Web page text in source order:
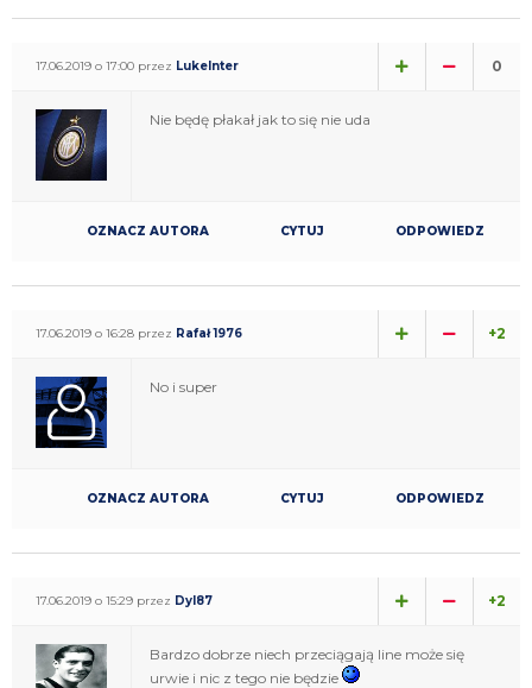
17.06.2019 o 17:00 przez LukeInter 0
Nie będę płakał jak to się nie uda
OZNACZ AUTORA CYTUJ ODPOWIEDZ
17.06.2019 o 16:28 przez Rafał 1976 +2
No i super
OZNACZ AUTORA CYTUJ ODPOWIEDZ
17.06.2019 o 15:29 przez Dyl87 +2
Bardzo dobrze niech przeciągają line może się
urwie i nic z tego nie będzie